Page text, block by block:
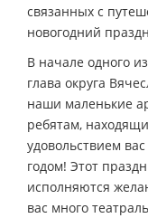
связанных с
новогодний
В начале одного
глава округа
наши маленькие
ребятам,
удовольствием
годом! Этот
исполняются
вас много